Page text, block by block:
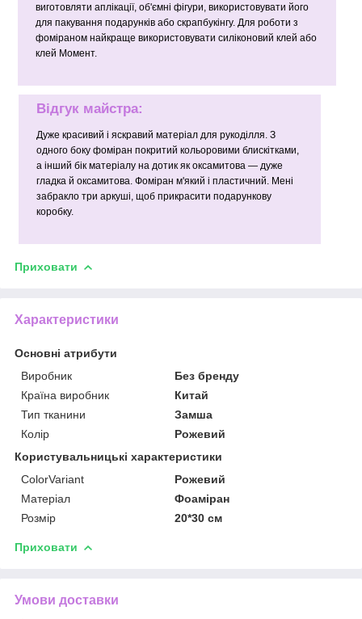
виготовляти аплікації, об'ємні фігури, використовувати його
для пакування подарунків або скрапбукінгу. Для роботи з
фоміраном найкраще використовувати силіконовий клей або
клей Момент.
Відгук майстра:
Дуже красивий і яскравий матеріал для рукоділля. З
одного боку фоміран покритий кольоровими блискітками,
а інший бік матеріалу на дотик як оксамитова — дуже
гладка й оксамитова. Фоміран м'який і пластичний. Мені
забракло три аркуші, щоб прикрасити подарункову
коробку.
Приховати
Характеристики
Основні атрибути
Виробник
Без бренду
Країна виробник
Китай
Тип тканини
Замша
Колір
Рожевий
Користувальницькі характеристики
ColorVariant
Рожевий
Матеріал
Фоаміран
Розмір
20*30 см
Приховати
Умови доставки